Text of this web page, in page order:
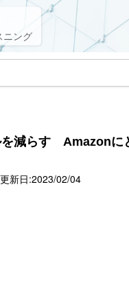
ニング
減らす Amazonに
新日:2023/02/04